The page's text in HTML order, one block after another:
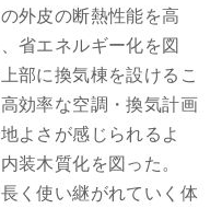
外皮の断熱性能を高
省エネルギー化を図
部に換気棟を設けるこ
効率な空調・換気計画
よさが感じられるよ
装木質化を図った。
く使い継がれていく体